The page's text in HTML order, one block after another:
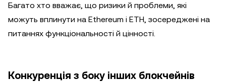
Багато хто вважає, що ризики й проблеми, які
можуть вплинути на Ethereum і ETH, зосереджені на
питаннях функціональності й цінності.
Конкуренція з боку інших блокчейнів